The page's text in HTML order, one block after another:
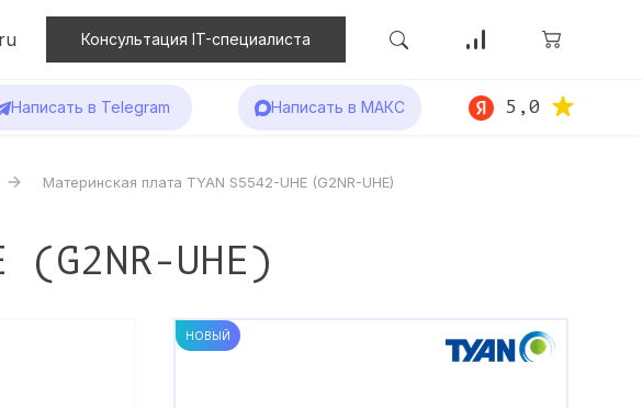
Консультация IT-специалиста
Написать в Telegram Написать в МАКС 5,0
Материнская плата TYAN S5542-UHE (G2NR-UHE)
(G2NR-UHE)
НОВЫЙ